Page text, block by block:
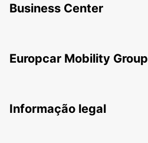
Business Center
Europcar Mobility Group
Informação legal